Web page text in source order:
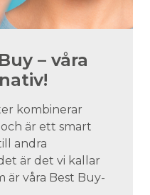
– våra
kombinerar
är ett smart
andra
är det vi kallar
är våra Best Buy-